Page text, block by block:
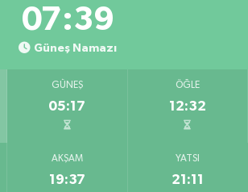
07:39
Güneş Namazı
GÜNEŞ
05:17
ÖĞLE
12:32
AKŞAM
19:37
YATSI
21:11